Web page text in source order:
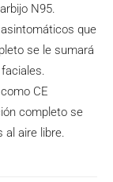
N95.
que
se le sumará
CE
completo se
al aire libre.